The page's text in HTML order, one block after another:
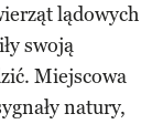
lądowych
swoją
Miejscowa
natury,